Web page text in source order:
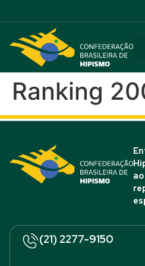
Ranking
(21) 2277-9150